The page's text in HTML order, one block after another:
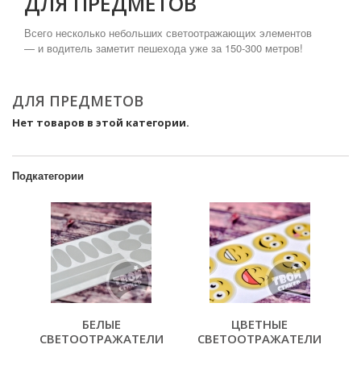
Всего несколько небольших светоотражающих элементов
— и водитель заметит пешехода уже за 150-300 метров!
ДЛЯ ПРЕДМЕТОВ
Нет товаров в этой категории.
Подкатегории
БЕЛЫЕ
СВЕТООТРАЖАТЕЛИ
ЦВЕТНЫЕ
СВЕТООТРАЖАТЕЛИ